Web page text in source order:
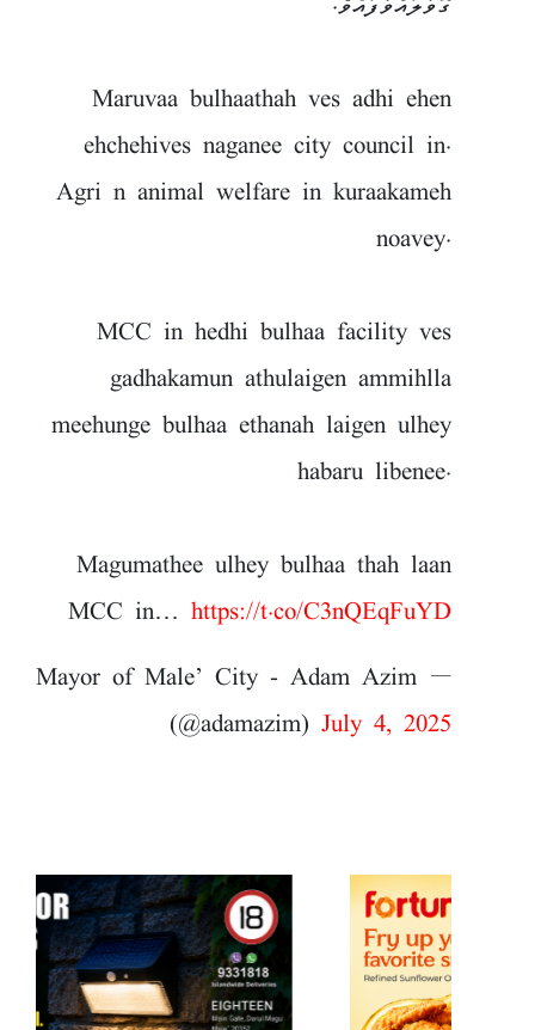
ގޮވާލައްވާފައެވެެ.
Maruvaa bulhaathah ves adhi ehen
ehchehives naganee city council in.
Agri n animal welfare in kuraakameh
noavey.
MCC in hedhi bulhaa facility ves
gadhakamun athulaigen ammihlla
meehunge bulhaa ethanah laigen ulhey
habaru libenee.
Magumathee ulhey bulhaa thah laan
MCC in… https://t.co/C3nQEqFuYD
— Mayor of Male’ City - Adam Azim
(@adamazim) July 4, 2025